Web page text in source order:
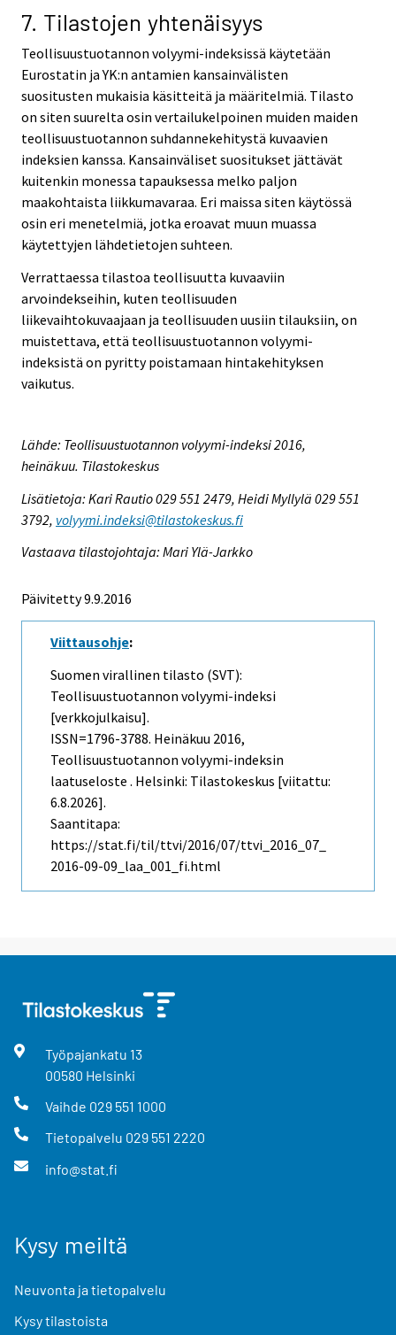
7. Tilastojen yhtenäisyys
Teollisuustuotannon volyymi-indeksissä käytetään
Eurostatin ja YK:n antamien kansainvälisten
suositusten mukaisia käsitteitä ja määritelmiä. Tilasto
on siten suurelta osin vertailukelpoinen muiden maiden
teollisuustuotannon suhdannekehitystä kuvaavien
indeksien kanssa. Kansainväliset suositukset jättävät
kuitenkin monessa tapauksessa melko paljon
maakohtaista liikkumavaraa. Eri maissa siten käytössä
osin eri menetelmiä, jotka eroavat muun muassa
käytettyjen lähdetietojen suhteen.
Verrattaessa tilastoa teollisuutta kuvaaviin
arvoindekseihin, kuten teollisuuden
liikevaihtokuvaajaan ja teollisuuden uusiin tilauksiin, on
muistettava, että teollisuustuotannon volyymi-
indeksistä on pyritty poistamaan hintakehityksen
vaikutus.
Lähde: Teollisuustuotannon volyymi-indeksi 2016,
heinäkuu. Tilastokeskus
Lisätietoja: Kari Rautio 029 551 2479, Heidi Myllylä 029 551
3792, volyymi.indeksi@tilastokeskus.fi
Vastaava tilastojohtaja: Mari Ylä-Jarkko
Päivitetty 9.9.2016
Viittausohje:
Suomen virallinen tilasto (SVT):
Teollisuustuotannon volyymi-indeksi
[verkkojulkaisu].
ISSN=1796-3788. Heinäkuu 2016,
Teollisuustuotannon volyymi-indeksin
laatuseloste . Helsinki: Tilastokeskus [viitattu:
6.8.2026].
Saantitapa:
https://stat.fi/til/ttvi/2016/07/ttvi_2016_07_
2016-09-09_laa_001_fi.html
Työpajankatu 13
00580 Helsinki
Vaihde 029 551 1000
Tietopalvelu 029 551 2220
info@stat.fi
Kysy meiltä
Neuvonta ja tietopalvelu
Kysy tilastoista